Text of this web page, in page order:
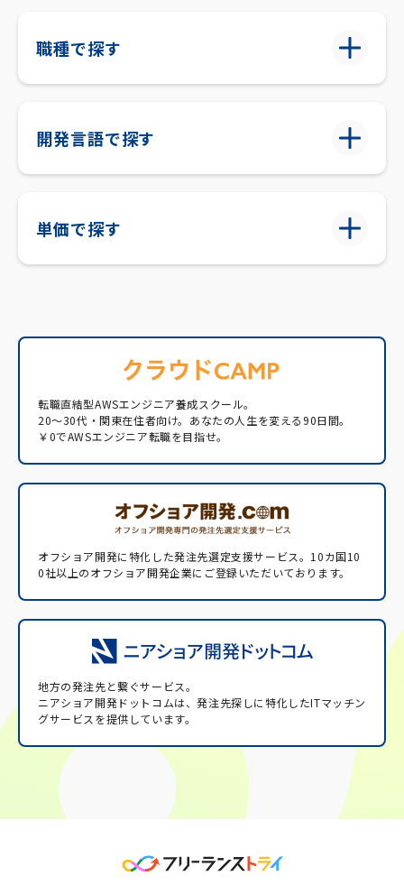
職種で探す
開発言語で探す
単価で探す
転職直結型AWSエンジニア養成スクール。
20〜30代・関東在住者向け。あなたの人生を変える90日間。
￥0でAWSエンジニア転職を目指せ。
オフショア開発に特化した発注先選定支援サービス。 10カ国10
0社以上のオフショア開発企業にご登録いただいております。
地方の発注先と繋ぐサービス。
ニアショア開発ドットコムは、発注先探しに特化したITマッチン
グサービスを提供しています。